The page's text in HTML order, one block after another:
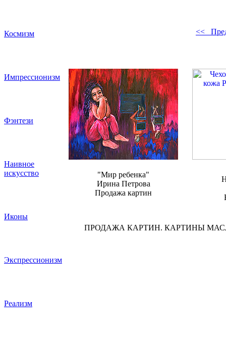
Космизм
Импрессионизм
Фэнтези
Наивное
искусство
Иконы
Экспрессионизм
Реализм
<<
"Мир ребенка"
Ирина Петрова
Продажа картин
ПРОДАЖА КАРТИН. КАРТИНЫ